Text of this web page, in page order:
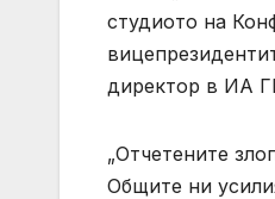
студиото на
директор в ИА
„Отчетените
Общите ни